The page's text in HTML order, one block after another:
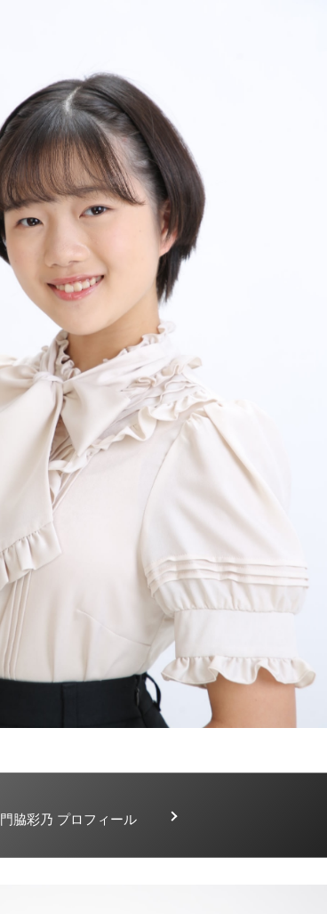
門脇彩乃 プロフィール